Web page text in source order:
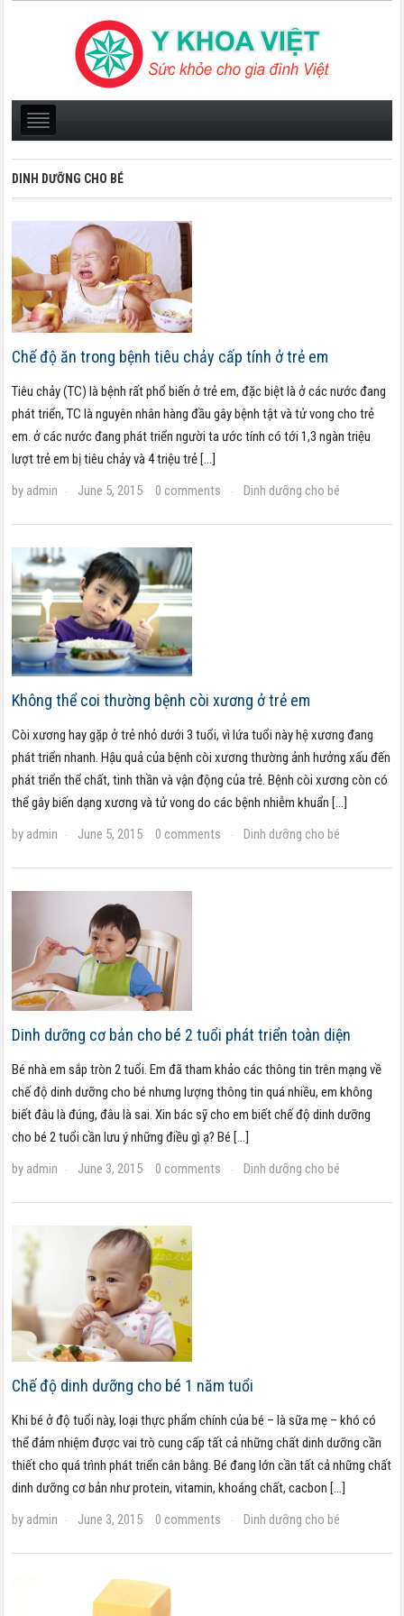
DINH DƯỠNG CHO BÉ
Chế độ ăn trong bệnh tiêu chảy cấp tính ở trẻ em
Tiêu chảy (TC) là bệnh rất phổ biến ở trẻ em, đặc biệt là ở các nước đang
phát triển, TC là nguyên nhân hàng đầu gây bệnh tật và tử vong cho trẻ
em. ở các nước đang phát triển người ta ước tính có tới 1,3 ngàn triệu
lượt trẻ em bị tiêu chảy và 4 triệu trẻ […]
by admin · June 5, 2015· 0 comments · Dinh dưỡng cho bé
Không thể coi thường bệnh còi xương ở trẻ em
Còi xương hay gặp ở trẻ nhỏ dưới 3 tuổi, vì lứa tuổi này hệ xương đang
phát triển nhanh. Hậu quả của bệnh còi xương thường ảnh hưởng xấu đến
phát triển thể chất, tinh thần và vận động của trẻ. Bệnh còi xương còn có
thể gây biến dạng xương và tử vong do các bệnh nhiễm khuẩn […]
by admin · June 5, 2015· 0 comments · Dinh dưỡng cho bé
Dinh dưỡng cơ bản cho bé 2 tuổi phát triển toàn diện
Bé nhà em sắp tròn 2 tuổi. Em đã tham khảo các thông tin trên mạng về
chế độ dinh dưỡng cho bé nhưng lượng thông tin quá nhiều, em không
biết đâu là đúng, đâu là sai. Xin bác sỹ cho em biết chế độ dinh dưỡng
cho bé 2 tuổi cần lưu ý những điều gì ạ? Bé […]
by admin · June 3, 2015· 0 comments · Dinh dưỡng cho bé
Chế độ dinh dưỡng cho bé 1 năm tuổi
Khi bé ở độ tuổi này, loại thực phẩm chính của bé – là sữa mẹ – khó có
thể đảm nhiệm được vai trò cung cấp tất cả những chất dinh dưỡng cần
thiết cho quá trình phát triển cân bằng. Bé đang lớn cần tất cả những chất
dinh dưỡng cơ bản như protein, vitamin, khoáng chất, cacbon […]
by admin · June 3, 2015· 0 comments · Dinh dưỡng cho bé